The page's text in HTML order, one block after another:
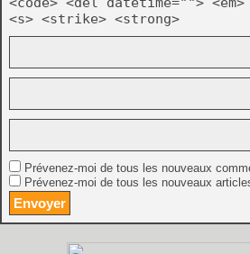
<s> <strike> <strong>
Prévenez-moi de tous les nouveaux
Prévenez-moi de tous les nouveaux